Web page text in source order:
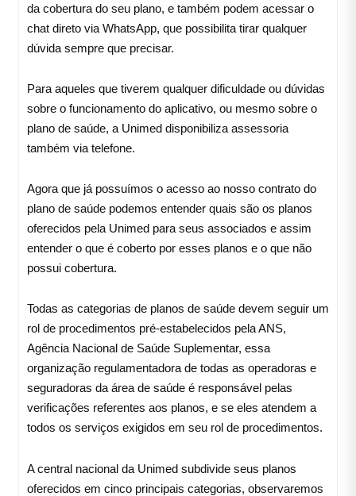
da cobertura do seu plano, e também podem acessar o
chat direto via WhatsApp, que possibilita tirar qualquer
dúvida sempre que precisar.
Para aqueles que tiverem qualquer dificuldade ou dúvidas
sobre o funcionamento do aplicativo, ou mesmo sobre o
plano de saúde, a Unimed disponibiliza assessoria
também via telefone.
Agora que já possuímos o acesso ao nosso contrato do
plano de saúde podemos entender quais são os planos
oferecidos pela Unimed para seus associados e assim
entender o que é coberto por esses planos e o que não
possui cobertura.
Todas as categorias de planos de saúde devem seguir um
rol de procedimentos pré-estabelecidos pela ANS,
Agência Nacional de Saúde Suplementar, essa
organização regulamentadora de todas as operadoras e
seguradoras da área de saúde é responsável pelas
verificações referentes aos planos, e se eles atendem a
todos os serviços exigidos em seu rol de procedimentos.
A central nacional da Unimed subdivide seus planos
oferecidos em cinco principais categorias, observaremos